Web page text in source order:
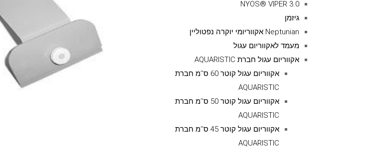
NYOS® VIPER 3.0
גיזמן
Neptunian אקווריומי יוקרה נפטוליין
מעמד לאקווריום עגול
אקווריום עגול חברת AQUARISTIC
אקווריום עגול קוטר 60 ס''מ חברת
AQUARISTIC
אקווריום עגול קוטר 50 ס''מ חברת
AQUARISTIC
אקווריום עגול קוטר 45 ס''מ חברת
AQUARISTIC